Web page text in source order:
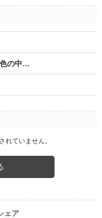
の中…
れていません。
ェア